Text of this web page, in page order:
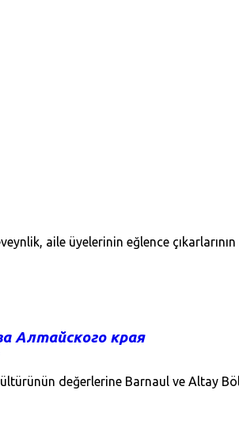
aile üyelerinin eğlence
Алтайского края
değerlerine Barnaul ve Altay